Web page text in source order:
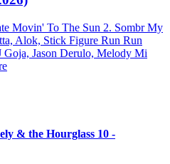
Movin' To The Sun 2. Sombr My
Alok, Stick Figure Run Run
Goja, Jason Derulo, Melody Mi
& the Hourglass 10 -